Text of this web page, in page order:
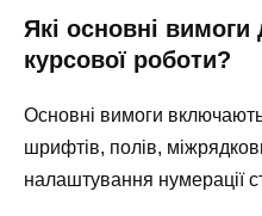
Які основні
курсової роботи?
Основні вимоги
шрифтів, полів,
налаштування нумерації